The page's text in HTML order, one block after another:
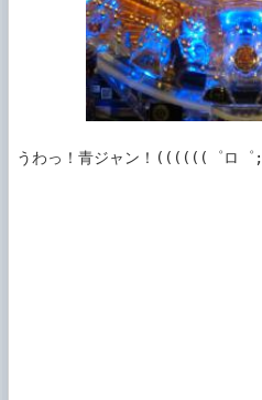
うわっ！青ジャン！((((((゜ロ゜;